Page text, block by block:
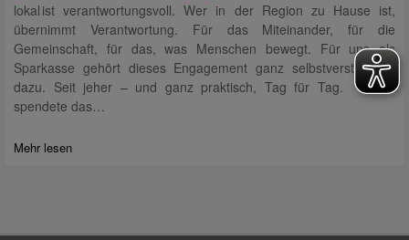
lokal ist verantwortungsvoll. Wer in der Region zu Hause ist,
übernimmt Verantwortung. Für das Miteinander, für die
Gemeinschaft, für das, was Menschen bewegt. Für uns als
Sparkasse gehört dieses Engagement ganz selbstverständlich
dazu. Seit jeher – und ganz praktisch, Tag für Tag. 2024
spendete das…
Mehr lesen